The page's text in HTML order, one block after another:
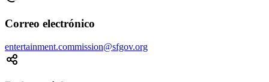
Correo electrónico
entertainment.commission@sfgov.org